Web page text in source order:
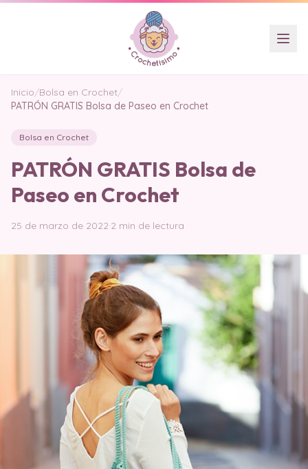
Inicio/Bolsa en Crochet/
PATRÓN GRATIS Bolsa de Paseo en Crochet
Bolsa en Crochet
PATRÓN GRATIS Bolsa de
Paseo en Crochet
25 de marzo de 2022·2 min de lectura